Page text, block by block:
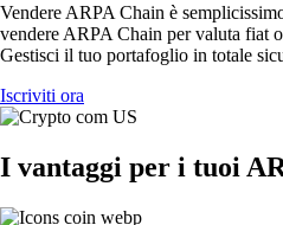
Vendere ARPA Chain è
vendere ARPA Chain per valuta fiat
Gestisci il tuo portafoglio in totale
Iscriviti ora
I vantaggi per i tuoi